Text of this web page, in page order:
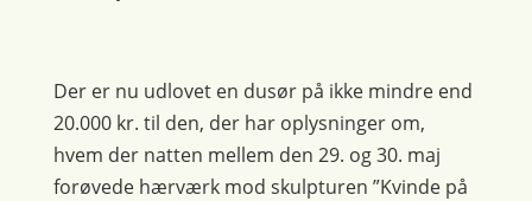
Der er nu udlovet en dusør på ikke mindre end
20.000 kr. til den, der har oplysninger om,
hvem der natten mellem den 29. og 30. maj
forøvede hærværk mod skulpturen ”Kvinde på